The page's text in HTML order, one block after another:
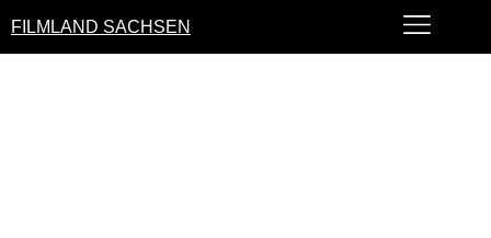
FILMLAND SACHSEN